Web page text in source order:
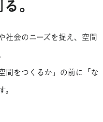
。
社会のニーズを捉え、空間
間をつくるか」の前に「な
。